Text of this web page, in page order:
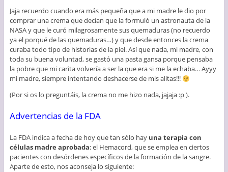
Jaja recuerdo cuando era más pequeña que a mi madre le dio por
comprar una crema que decían que la formuló un astronauta de la
NASA y que le curó milagrosamente sus quemaduras (no recuerdo
ya el porqué de las quemaduras…) y que desde entonces la crema
curaba todo tipo de historias de la piel. Así que nada, mi madre, con
toda su buena voluntad, se gastó una pasta gansa porque pensaba
la pobre que mi carita volvería a ser la que era si me la echaba… Ayyy
mi madre, siempre intentando deshacerse de mis alitas!!!
(Por si os lo preguntáis, la crema no me hizo nada, jajaja :p ).
Advertencias de la FDA
La FDA indica a fecha de hoy que tan sólo hay una terapia con
células madre aprobada: el Hemacord, que se emplea en ciertos
pacientes con desórdenes específicos de la formación de la sangre.
Aparte de esto, nos aconseja lo siguiente: